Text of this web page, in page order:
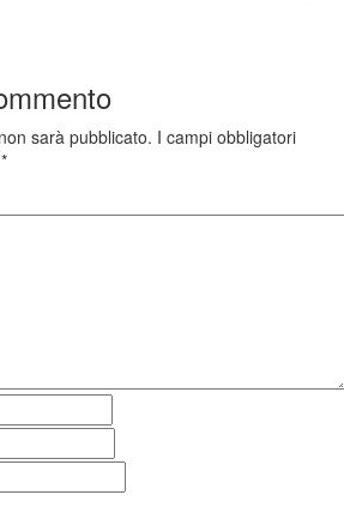
sarà pubblicato. I campi obbligatori
*